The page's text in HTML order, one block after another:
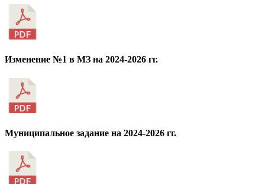
Изменение №1 в МЗ на 2024-2026 гг.
Муниципальное задание на 2024-2026 гг.